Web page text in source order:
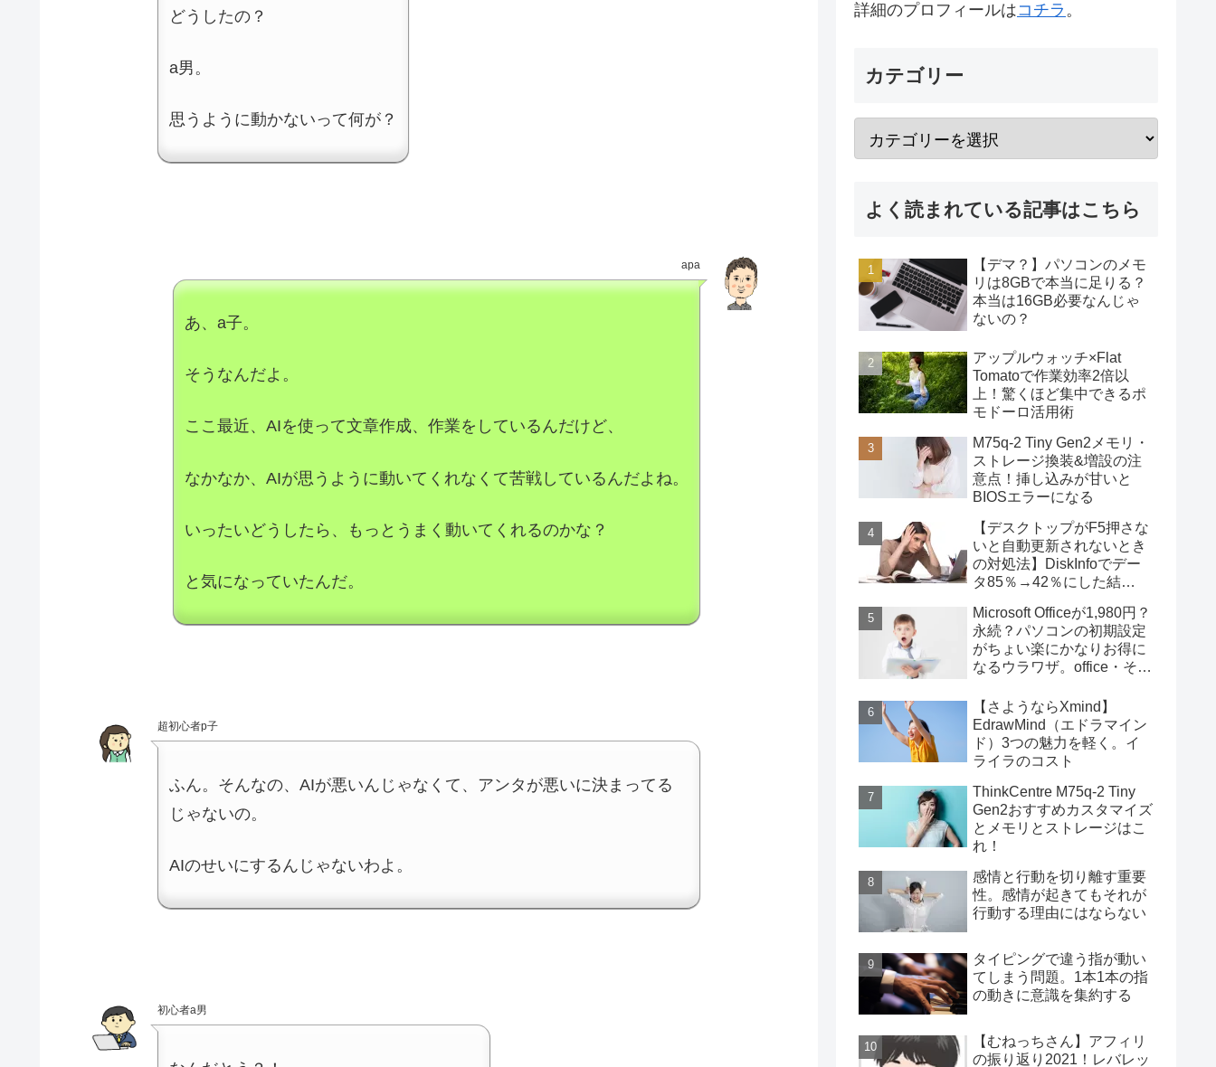
どうしたの？
a男。
思うように動かないって何が？
apa
あ、a子。
そうなんだよ。
ここ最近、AIを使って文章作成、作業をしているんだけど、
なかなか、AIが思うように動いてくれなくて苦戦しているんだよね。
いったいどうしたら、もっとうまく動いてくれるのかな？
と気になっていたんだ。
超初心者p子
ふん。そんなの、AIが悪いんじゃなくて、アンタが悪いに決まってる
じゃないの。
AIのせいにするんじゃないわよ。
初心者a男
詳細のプロフィールはコチラ 。
カテゴリー
よく読まれている記事はこちら
【デマ？】パソコンのメモ
リは8GBで本当に足りる？
本当は16GB必要なんじゃ
ないの？
アップルウォッチ×Flat
Tomatoで作業効率2倍以
上！驚くほど集中できるポ
モドーロ活用術
M75q-2 Tiny Gen2メモリ・
ストレージ換装&増設の注
意点！挿し込みが甘いと
BIOSエラーになる
【デスクトップがF5押さな
いと自動更新されないとき
の対処法】DiskInfoでデー
タ85％→42％にした結
Microsoft Officeが1,980円？
永続？パソコンの初期設定
がちょい楽にかなりお得に
なるウラワザ。office・その
【さようならXmind】
EdrawMind（エドラマイン
ド）3つの魅力を軽く。イ
ライラのコスト
ThinkCentre M75q-2 Tiny
Gen2おすすめカスタマイズ
とメモリとストレージはこ
れ！
感情と行動を切り離す重要
性。感情が起きてもそれが
行動する理由にはならない
タイピングで違う指が動い
てしまう問題。1本1本の指
の動きに意識を集約する
【むねっちさん】アフィリ
の振り返り2021！レバレッ